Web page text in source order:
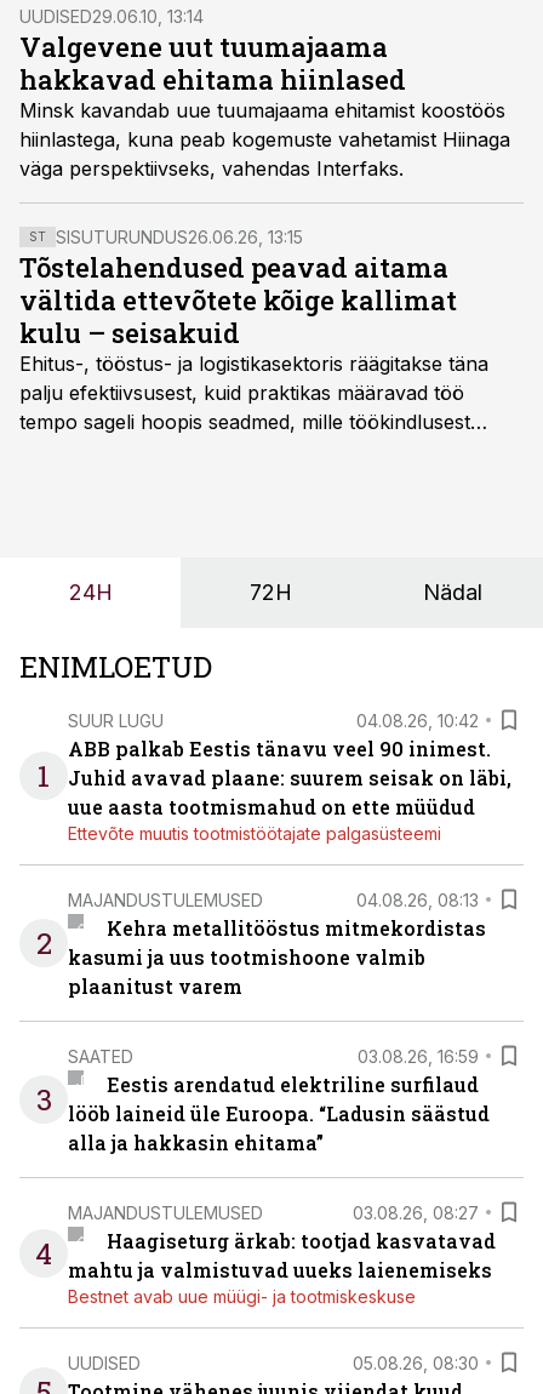
UUDISED29.06.10, 13:14
Valgevene uut tuumajaama
hakkavad ehitama hiinlased
Minsk kavandab uue tuumajaama ehitamist koostöös
hiinlastega, kuna peab kogemuste vahetamist Hiinaga
väga perspektiivseks, vahendas Interfaks.
ST SISUTURUNDUS26.06.26, 13:15
Tõstelahendused peavad aitama
vältida ettevõtete kõige kallimat
kulu – seisakuid
Ehitus-, tööstus- ja logistikasektoris räägitakse täna
palju efektiivsusest, kuid praktikas määravad töö
tempo sageli hoopis seadmed, mille töökindlusest
24H 72H Nädal
ENIMLOETUD
1
SUUR LUGU 04.08.26, 10:42
ABB palkab Eestis tänavu veel 90 inimest.
Juhid avavad plaane: suurem seisak on läbi,
uue aasta tootmismahud on ette müüdud
Ettevõte muutis tootmistöötajate palgasüsteemi
2
MAJANDUSTULEMUSED 04.08.26, 08:13
Kehra metallitööstus mitmekordistas
kasumi ja uus tootmishoone valmib
plaanitust varem
3
SAATED 03.08.26, 16:59
Eestis arendatud elektriline surfilaud
lööb laineid üle Euroopa. “Ladusin säästud
alla ja hakkasin ehitama”
4
MAJANDUSTULEMUSED 03.08.26, 08:27
Haagiseturg ärkab: tootjad kasvatavad
mahtu ja valmistuvad uueks laienemiseks
Bestnet avab uue müügi- ja tootmiskeskuse
UUDISED 05.08.26, 08:30